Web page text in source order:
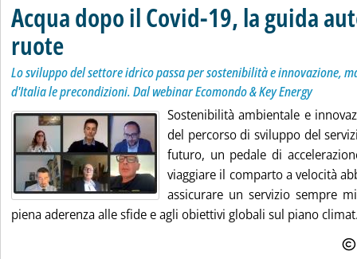
Acqua dopo il Covid-19, la guida
ruote
Lo sviluppo del settore idrico passa per sostenibilità e innovazione,
d'Italia le precondizioni. Dal webinar Ecomondo & Key Energy
Sostenibilità ambientale e
del percorso di sviluppo del
futuro, un pedale di
viaggiare il comparto a velocità
assicurare un servizio sempre
piena aderenza alle sfide e agli obiettivi globali sul piano